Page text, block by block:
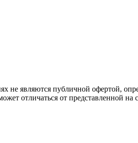
не являются публичной офертой,
отличаться от представленной на